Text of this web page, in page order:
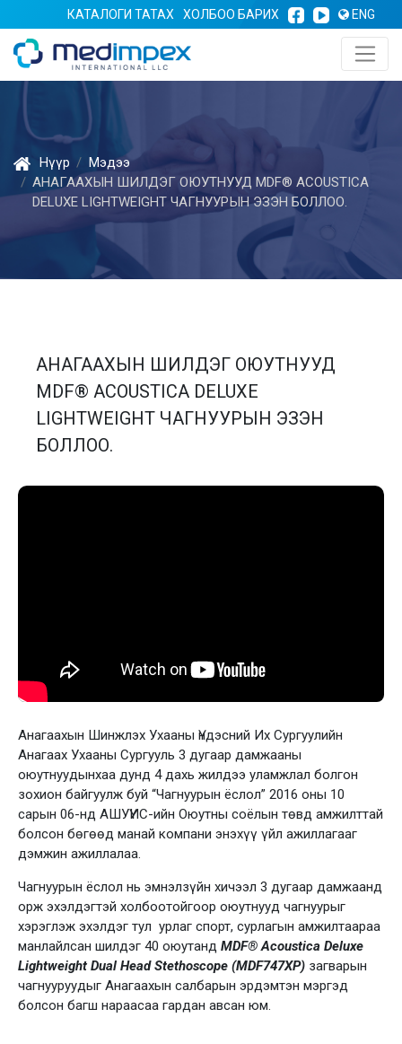
КАТАЛОГИ ТАТАХ ХОЛБОО БАРИХ ENG
Нүүр
Мэдээ
АНАГААХЫН ШИЛДЭГ ОЮУТНУУД MDF® ACOUSTICA
DELUXE LIGHTWEIGHT ЧАГНУУРЫН ЭЗЭН БОЛЛОО.
АНАГААХЫН ШИЛДЭГ ОЮУТНУУД
MDF® ACOUSTICA DELUXE
LIGHTWEIGHT ЧАГНУУРЫН ЭЗЭН
БОЛЛОО.
Анагаахын Шинжлэх Ухааны Үндэсний Их Сургуулийн
Анагаах Ухааны Сургууль 3 дугаар дамжааны
оюутнуудынхаа дунд 4 дахь жилдээ уламжлал болгон
зохион байгуулж буй “Чагнуурын ёслол” 2016 оны 10
сарын 06-нд АШУҮИС-ийн Оюутны соёлын төвд амжилттай
болсон бөгөөд манай компани энэхүү үйл ажиллагааг
дэмжин ажиллалаа.
Чагнуурын ёслол нь эмнэлзүйн хичээл 3 дугаар дамжаанд
орж эхэлдэгтэй холбоотойгоор оюутнууд чагнуурыг
хэрэглэж эхэлдэг тул урлаг спорт, сурлагын амжилтаараа
манлайлсан шилдэг 40 оюутанд MDF® Acoustica Deluxe
Lightweight Dual Head Stethoscope (MDF747XP) загварын
чагнууруудыг Анагаахын салбарын эрдэмтэн мэргэд
болсон багш нараасаа гардан авсан юм.